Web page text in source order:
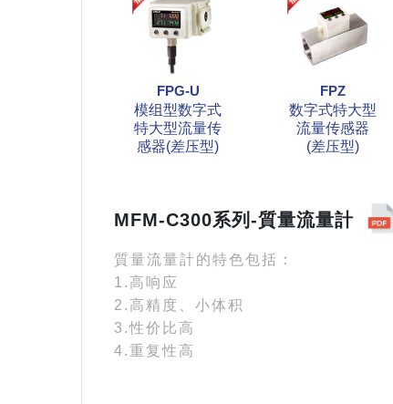
FPG-U
模组型数字式
特大型流量传
感器(差压型)
FPZ
数字式特大型
流量传感器
(差压型)
MFM-C300系列-質量流量計
質量流量計的特色包括：
1.高响应
2.高精度、小体积
3.性价比高
4.重复性高